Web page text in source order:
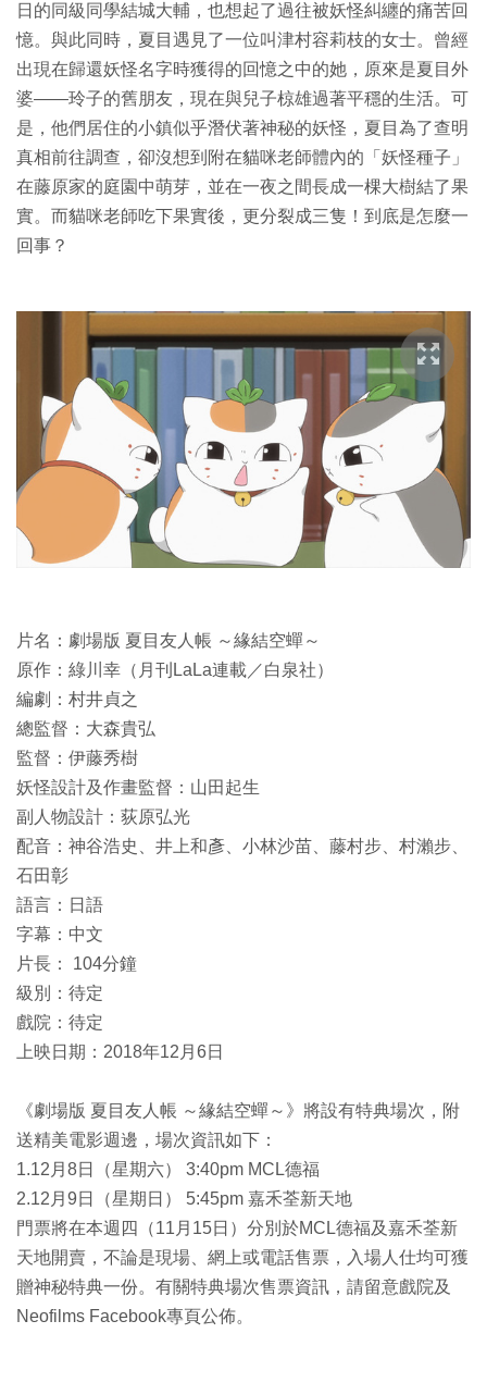
日的同級同學結城大輔，也想起了過往被妖怪糾纏的痛苦回
憶。與此同時，夏目遇見了一位叫津村容莉枝的女士。曾經
出現在歸還妖怪名字時獲得的回憶之中的她，原來是夏目外
婆——玲子的舊朋友，現在與兒子椋雄過著平穩的生活。可
是，他們居住的小鎮似乎潛伏著神秘的妖怪，夏目為了查明
真相前往調查，卻沒想到附在貓咪老師體內的「妖怪種子」
在藤原家的庭園中萌芽，並在一夜之間長成一棵大樹結了果
實。而貓咪老師吃下果實後，更分裂成三隻！到底是怎麼一
回事？
片名：劇場版 夏目友人帳 ～緣結空蟬～
原作：綠川幸（月刊LaLa連載／白泉社）
編劇：村井貞之
總監督：大森貴弘
監督：伊藤秀樹
妖怪設計及作畫監督：山田起生
副人物設計：荻原弘光
配音：神谷浩史、井上和彥、小林沙苗、藤村步、村瀨步、
石田彰
語言：日語
字幕：中文
片長： 104分鐘
級別：待定
戲院：待定
上映日期：2018年12月6日
《劇場版 夏目友人帳 ～緣結空蟬～》將設有特典場次，附
送精美電影週邊，場次資訊如下：
1.12月8日（星期六） 3:40pm MCL德福
2.12月9日（星期日） 5:45pm 嘉禾荃新天地
門票將在本週四（11月15日）分別於MCL德福及嘉禾荃新
天地開賣，不論是現場、網上或電話售票，入場人仕均可獲
贈神秘特典一份。有關特典場次售票資訊，請留意戲院及
Neofilms Facebook專頁公佈。